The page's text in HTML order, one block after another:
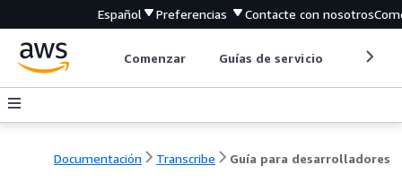
Español Preferencias Contacte con nosotros
Comenzar Guías de servicio
Documentación Transcribe Guía para desarrolladores